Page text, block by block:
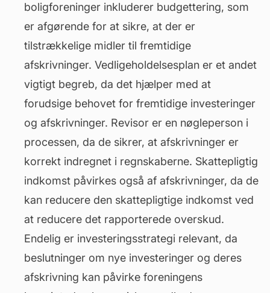
boligforeninger inkluderer budgettering, som
er afgørende for at sikre, at der er
tilstrækkelige midler til fremtidige
afskrivninger. Vedligeholdelsesplan er et andet
vigtigt begreb, da det hjælper med at
forudsige behovet for fremtidige investeringer
og afskrivninger. Revisor er en nøgleperson i
processen, da de sikrer, at afskrivninger er
korrekt indregnet i regnskaberne. Skattepligtig
indkomst påvirkes også af afskrivninger, da de
kan reducere den skattepligtige indkomst ved
at reducere det rapporterede overskud.
Endelig er investeringsstrategi relevant, da
beslutninger om nye investeringer og deres
afskrivning kan påvirke foreningens